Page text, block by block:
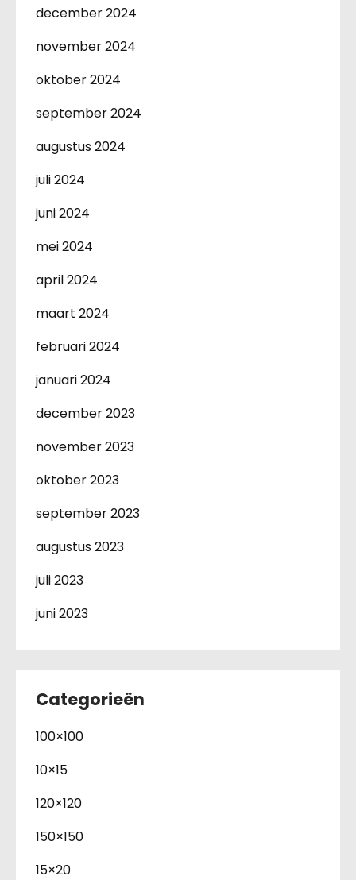
december 2024
november 2024
oktober 2024
september 2024
augustus 2024
juli 2024
juni 2024
mei 2024
april 2024
maart 2024
februari 2024
januari 2024
december 2023
november 2023
oktober 2023
september 2023
augustus 2023
juli 2023
juni 2023
Categorieën
100×100
10×15
120×120
150×150
15×20